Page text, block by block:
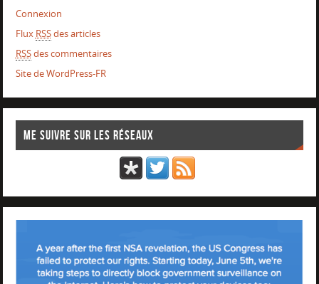
Connexion
Flux RSSdes articles
RSSdes commentaires
Site de WordPress-FR
Me suivre sur les réseaux